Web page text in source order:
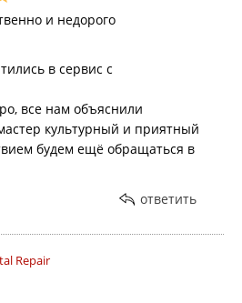
или нет, решать вам, но в
когда забираете устройства:)
долго. И не уверен, что
задачи, вроде моей;
самому и уточнять состояние
1 раз, когда еще в июле
готов через месяц);
быть неверной;
и недорого
в сервис с
все нам объяснили
культурный и приятный
будем ещё обращаться в
ответить
Repair